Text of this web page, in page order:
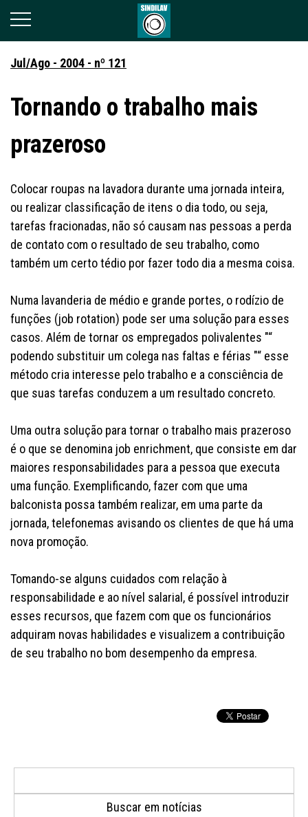
Jul/Ago - 2004 - nº 121
Tornando o trabalho mais
prazeroso
Colocar roupas na lavadora durante uma jornada inteira,
ou realizar classificação de itens o dia todo, ou seja,
tarefas fracionadas, não só causam nas pessoas a perda
de contato com o resultado de seu trabalho, como
também um certo tédio por fazer todo dia a mesma coisa.
Numa lavanderia de médio e grande portes, o rodízio de
funções (job rotation) pode ser uma solução para esses
casos. Além de tornar os empregados polivalentes "“
podendo substituir um colega nas faltas e férias "“ esse
método cria interesse pelo trabalho e a consciência de
que suas tarefas conduzem a um resultado concreto.
Uma outra solução para tornar o trabalho mais prazeroso
é o que se denomina job enrichment, que consiste em dar
maiores responsabilidades para a pessoa que executa
uma função. Exemplificando, fazer com que uma
balconista possa também realizar, em uma parte da
jornada, telefonemas avisando os clientes de que há uma
nova promoção.
Tomando-se alguns cuidados com relação à
responsabilidade e ao nível salarial, é possível introduzir
esses recursos, que fazem com que os funcionários
adquiram novas habilidades e visualizem a contribuição
de seu trabalho no bom desempenho da empresa.